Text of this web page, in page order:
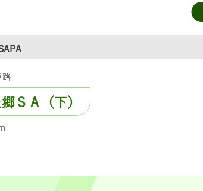
路
郷ＳＡ（下）